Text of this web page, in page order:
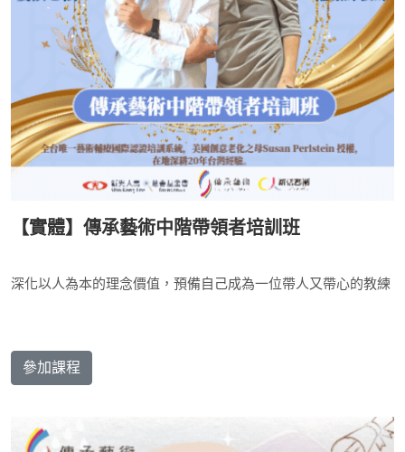
【實體】傳承藝術中階帶領者培訓班
深化以人為本的理念價值，預備自己成為一位帶人又帶心的教練
參加課程